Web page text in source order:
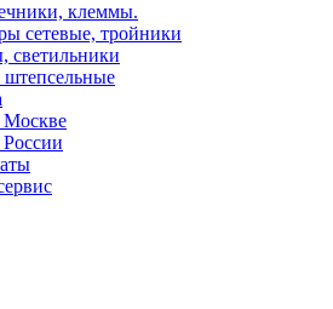
клеммы.
сетевые, тройники
светильники
Москве